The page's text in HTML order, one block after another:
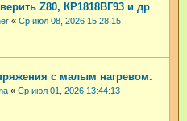
Z80, КР1818ВГ93 и др
« Ср июл 08, 2026 15:28:15
с малым нагревом.
« Ср июл 01, 2026 13:44:13